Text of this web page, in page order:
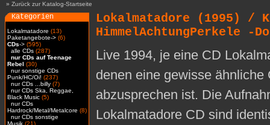
» Zurück zur Katalog-Startseite
Kategorien
Lokalmatadore (13)
Paketangebote-> (6)
CDs-> (595)
alle CDs (287)
nur CDs auf Teenage
Rebel (30)
nur sonstige CDs
Punk/HC/Oi! (237)
nur CDs ...billy (7)
nur CDs Ska, Reggae,
Black Music (5)
nur CDs
Hardrock/Metal/Metalcore (8)
nur CDs sonstige
Musik (21)
Lokalmatadore (1995) /
HimmelAchtungPerkele -
Live 1994, je eine CD
denen eine gewisse ähnliche
abzusprechen ist. Die
Lokalmatadore CD sind